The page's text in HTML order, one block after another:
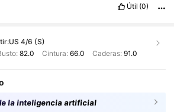
Útil (0)
US 4/6 (S)
82.0 Cintura: 66.0 Caderas: 91.0
la inteligencia artificial